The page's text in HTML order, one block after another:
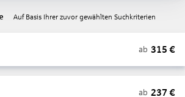
Auf Basis Ihrer zuvor gewählten Suchkriterien
ab 315 €
ab 237 €